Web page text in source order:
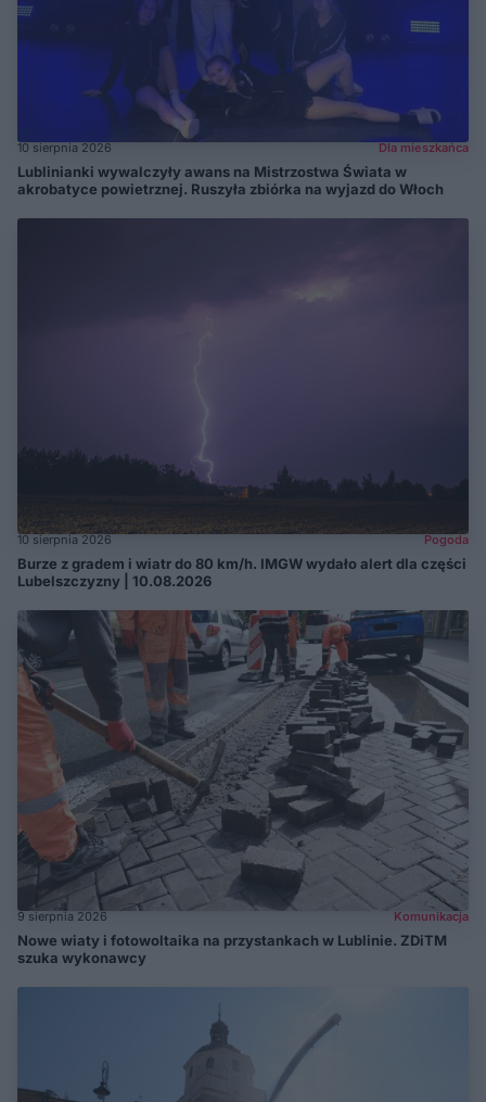
10 sierpnia 2026 Dla mieszkańca
Lublinianki wywalczyły awans na Mistrzostwa Świata w
akrobatyce powietrznej. Ruszyła zbiórka na wyjazd do Włoch
10 sierpnia 2026 Pogoda
Burze z gradem i wiatr do 80 km/h. IMGW wydało alert dla części
Lubelszczyzny | 10.08.2026
9 sierpnia 2026 Komunikacja
Nowe wiaty i fotowoltaika na przystankach w Lublinie. ZDiTM
szuka wykonawcy